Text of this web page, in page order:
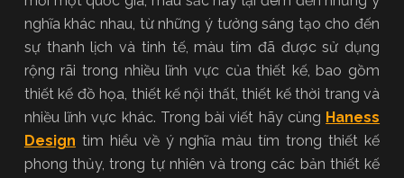
nghĩa khác nhau, từ những ý tưởng sáng tạo cho đến
sự thanh lịch và tinh tế, màu tím đã được sử dụng
rộng rãi trong nhiều lĩnh vực của thiết kế, bao gồm
thiết kế đồ họa, thiết kế nội thất, thiết kế thời trang và
nhiều lĩnh vực khác. Trong bài viết hãy cùng Haness
Design tìm hiểu về ý nghĩa màu tím trong thiết kế
phong thủy, trong tự nhiên và trong các bản thiết kế